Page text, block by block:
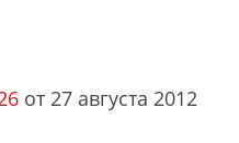
от 27 августа 2012